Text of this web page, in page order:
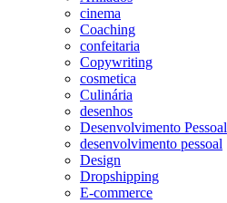
cinema
Coaching
confeitaria
Copywriting
cosmetica
Culinária
desenhos
Desenvolvimento Pessoal
desenvolvimento pessoal
Design
Dropshipping
E-commerce